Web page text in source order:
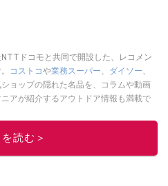
ドコモと共同で開設した、レコメン
コストコや業務スーパー、 ダイソー、
ョップの隠れた名品を、コラムや動画
アが紹介するアウトドア情報も満載で
報をお届けしているので、ぜひ
読む＞